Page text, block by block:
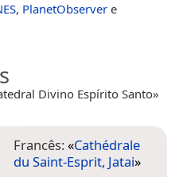
, PlanetObserver e
Divino Espírito Santo»
Francês:«Cathédrale
du Saint-Esprit, Jatai»